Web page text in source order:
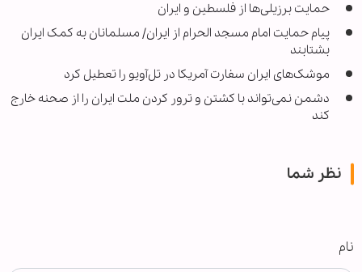
حمایت برزیلی‌ها از فلسطین و ایران
پیام حمایت امام مسجد الحرام از ایران/ مسلمانان به کمک ایران
بشتابند
موشک‌های ایران سفارت آمریکا در تل‌آویو را تعطیل کرد
دشمن نمی‌تواند با کشتن و ترور کردن ملت ایران را از صحنه خارج
کند
نظر شما
نام